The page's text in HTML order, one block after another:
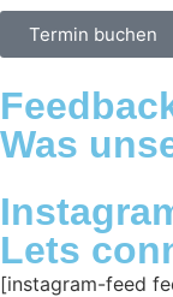
Termin buchen
Was
Lets
[instagram-feed